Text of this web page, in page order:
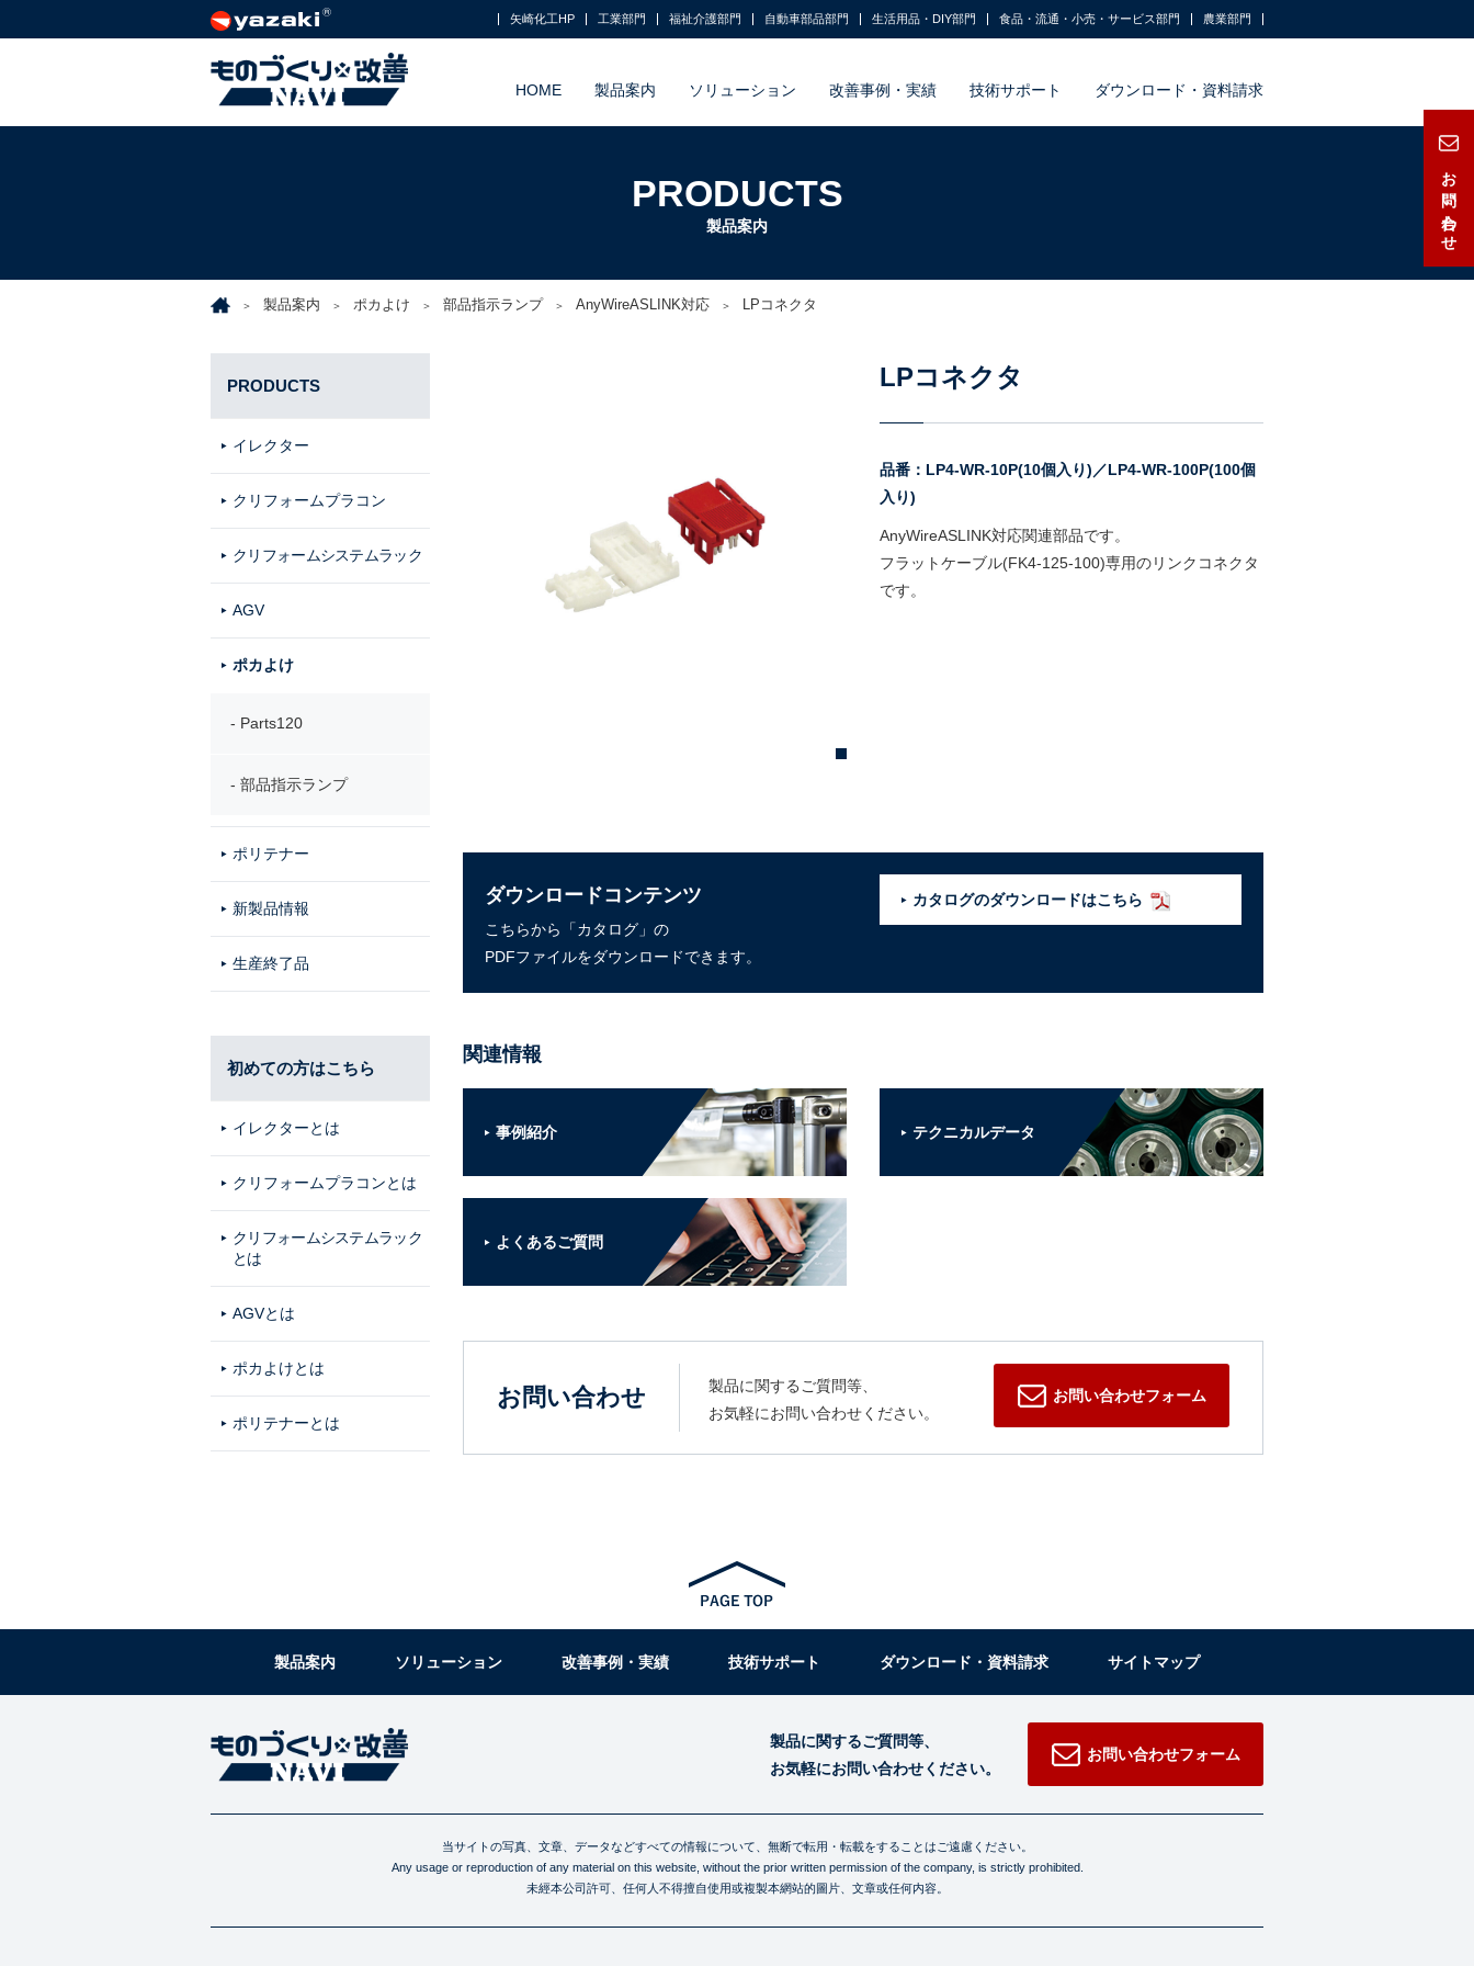
矢崎化工HP 工業部門 福祉介護部門 自動車部品部門 生活用品・DIY部門 食品・流通・小売・サービス部門 農業部門
HOME 製品案内 ソリューション 改善事例・実績 技術サポート ダウンロード・資料請求
お問い合わせ
PRODUCTS
製品案内
製品案内 ポカよけ 部品指示ランプ AnyWireASLINK対応 LPコネクタ
LPコネクタ
品番：LP4-WR-10P(10個入り)／LP4-WR-100P(100個
入り)
AnyWireASLINK対応関連部品です。
フラットケーブル(FK4-125-100)専用のリンクコネクタ
です。
ダウンロードコンテンツ
こちらから「カタログ」の
PDFファイルをダウンロードできます。
カタログのダウンロードはこちら
関連情報
事例紹介 テクニカルデータ
よくあるご質問
お問い合わせ
製品に関するご質問等、
お気軽にお問い合わせください。
お問い合わせフォーム
PRODUCTS
イレクター
クリフォームプラコン
クリフォームシステムラック
AGV
ポカよけ
Parts120
部品指示ランプ
ポリテナー
新製品情報
生産終了品
初めての方はこちら
イレクターとは
クリフォームプラコンとは
クリフォームシステムラック
とは
AGVとは
ポカよけとは
ポリテナーとは
製品案内 ソリューション 改善事例・実績 技術サポート ダウンロード・資料請求 サイトマップ
製品に関するご質問等、
お気軽にお問い合わせください。
お問い合わせフォーム
当サイトの写真、文章、データなどすべての情報について、無断で転用・転載をすることはご遠慮ください。
Any usage or reproduction of any material on this website, without the prior written permission of the company, is strictly prohibited.
未經本公司許可、任何人不得擅自使用或複製本網站的圖片、文章或任何内容。